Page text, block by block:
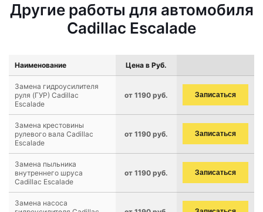
Другие работы для автомобиля
Cadillac Escalade
Наименование Цена в Руб.
Замена гидроусилителя
руля (ГУР) Cadillac
Escalade
от 1190 руб. Записаться
Замена крестовины
рулевого вала Cadillac
Escalade
от 1190 руб. Записаться
Замена пыльника
внутреннего шруса
Cadillac Escalade
от 1190 руб. Записаться
Замена насоса